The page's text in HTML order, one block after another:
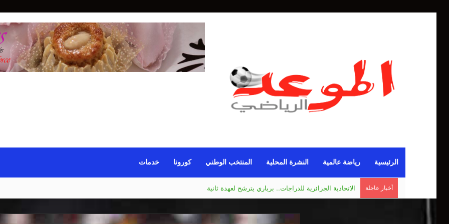
الرئيسية رياضة عالمية النشرة المحلية المنتخب الوطني كورونا خدمات
أخبار عاجلة
الاتحادية الجزائرية للدراجات.. برباري يترشح لعهدة ثانية